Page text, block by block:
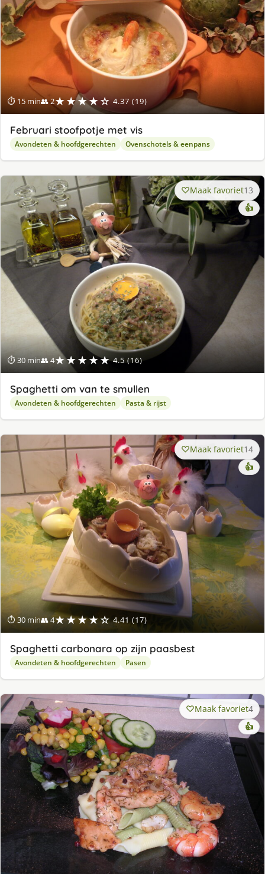
⏱ 15 min👥 2★★★★☆ 4.37 (19)
Februari stoofpotje met vis
Avondeten & hoofdgerechten Ovenschotels & eenpans
⏱ 30 min👥 4★★★★★ 4.5 (16)
Maak favoriet13
👍
Spaghetti om van te smullen
Avondeten & hoofdgerechten Pasta & rijst
⏱ 30 min👥 4★★★★☆ 4.41 (17)
Maak favoriet14
👍
Spaghetti carbonara op zijn paasbest
Avondeten & hoofdgerechten Pasen
Maak favoriet4
👍